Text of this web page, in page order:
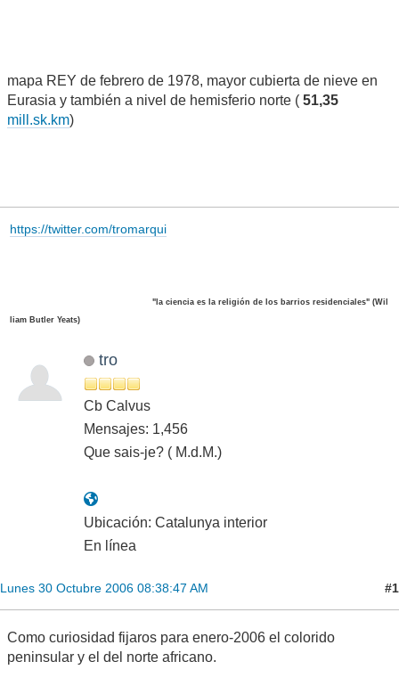
mapa REY de febrero de 1978, mayor cubierta de nieve en
Eurasia y también a nivel de hemisferio norte ( 51,35
mill.sk.km)
https://twitter.com/tromarqui
"la ciencia es la religión de los barrios residenciales" (Wil
liam Butler Yeats)
tro
Cb Calvus
Mensajes: 1,456
Que sais-je? ( M.d.M.)
Ubicación: Catalunya interior
En línea
Lunes 30 Octubre 2006 08:38:47 AM #1
Como curiosidad fijaros para enero-2006 el colorido
peninsular y el del norte africano.